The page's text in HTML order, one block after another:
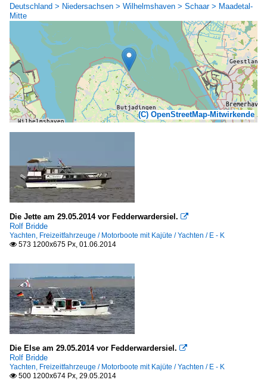
Deutschland > Niedersachsen > Wilhelmshaven > Schaar > Maadetal-
Mitte
(C) OpenStreetMap-Mitwirkende
Die Jette am 29.05.2014 vor Fedderwardersiel. 
Rolf Bridde
Yachten, Freizeitfahrzeuge / Motorboote mit Kajüte / Yachten / E - K
 573 1200x675 Px, 01.06.2014
Die Else am 29.05.2014 vor Fedderwardersiel. 
Rolf Bridde
Yachten, Freizeitfahrzeuge / Motorboote mit Kajüte / Yachten / E - K
 500 1200x674 Px, 29.05.2014